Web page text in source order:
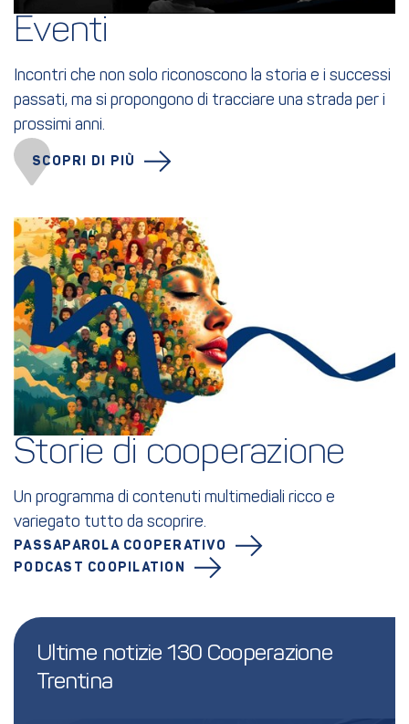
Eventi
Incontri che non solo riconoscono la storia e i successi
passati, ma si propongono di tracciare una strada per i
prossimi anni.
SCOPRI DI PIÙ
Storie di cooperazione
Un programma di contenuti multimediali ricco e
variegato tutto da scoprire.
PASSAPAROLA COOPERATIVO
PODCAST COOPILATION
Ultime notizie 130 Cooperazione
Trentina